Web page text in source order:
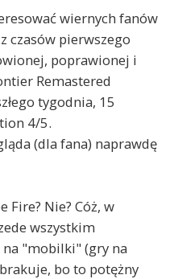
wiernych fanów
czasów pierwszego
poprawionej i
Remastered
tygodnia, 15
4/5.
(dla fana) naprawdę
Fire? Nie? Cóż, w
wszystkim
"mobilki" (gry na
bo to potężny